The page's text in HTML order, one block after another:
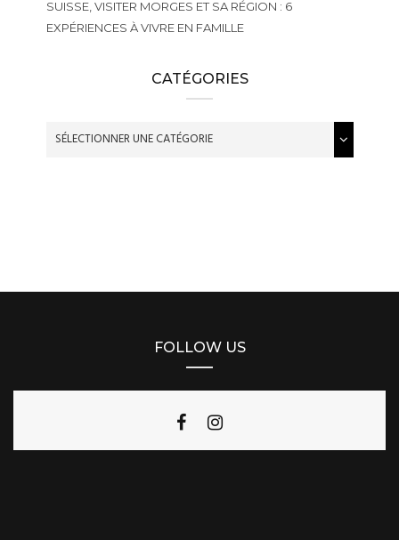
SUISSE, VISITER MORGES ET SA RÉGION : 6
EXPÉRIENCES À VIVRE EN FAMILLE
CATÉGORIES
FOLLOW US